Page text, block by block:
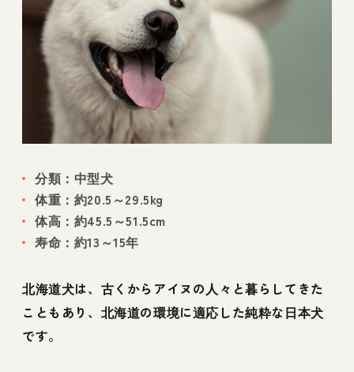
分類：中型犬
体重：約20.5～29.5kg
体高：約45.5～51.5cm
寿命：約13～15年
北海道犬は、古くからアイヌの人々と暮らしてきた
こともあり、北海道の環境に適応した純粋な日本犬
です。